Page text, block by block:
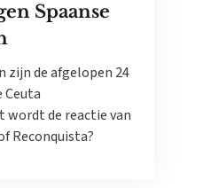
Spaanse
zijn de afgelopen 24
Ceuta
wordt de reactie van
Reconquista?